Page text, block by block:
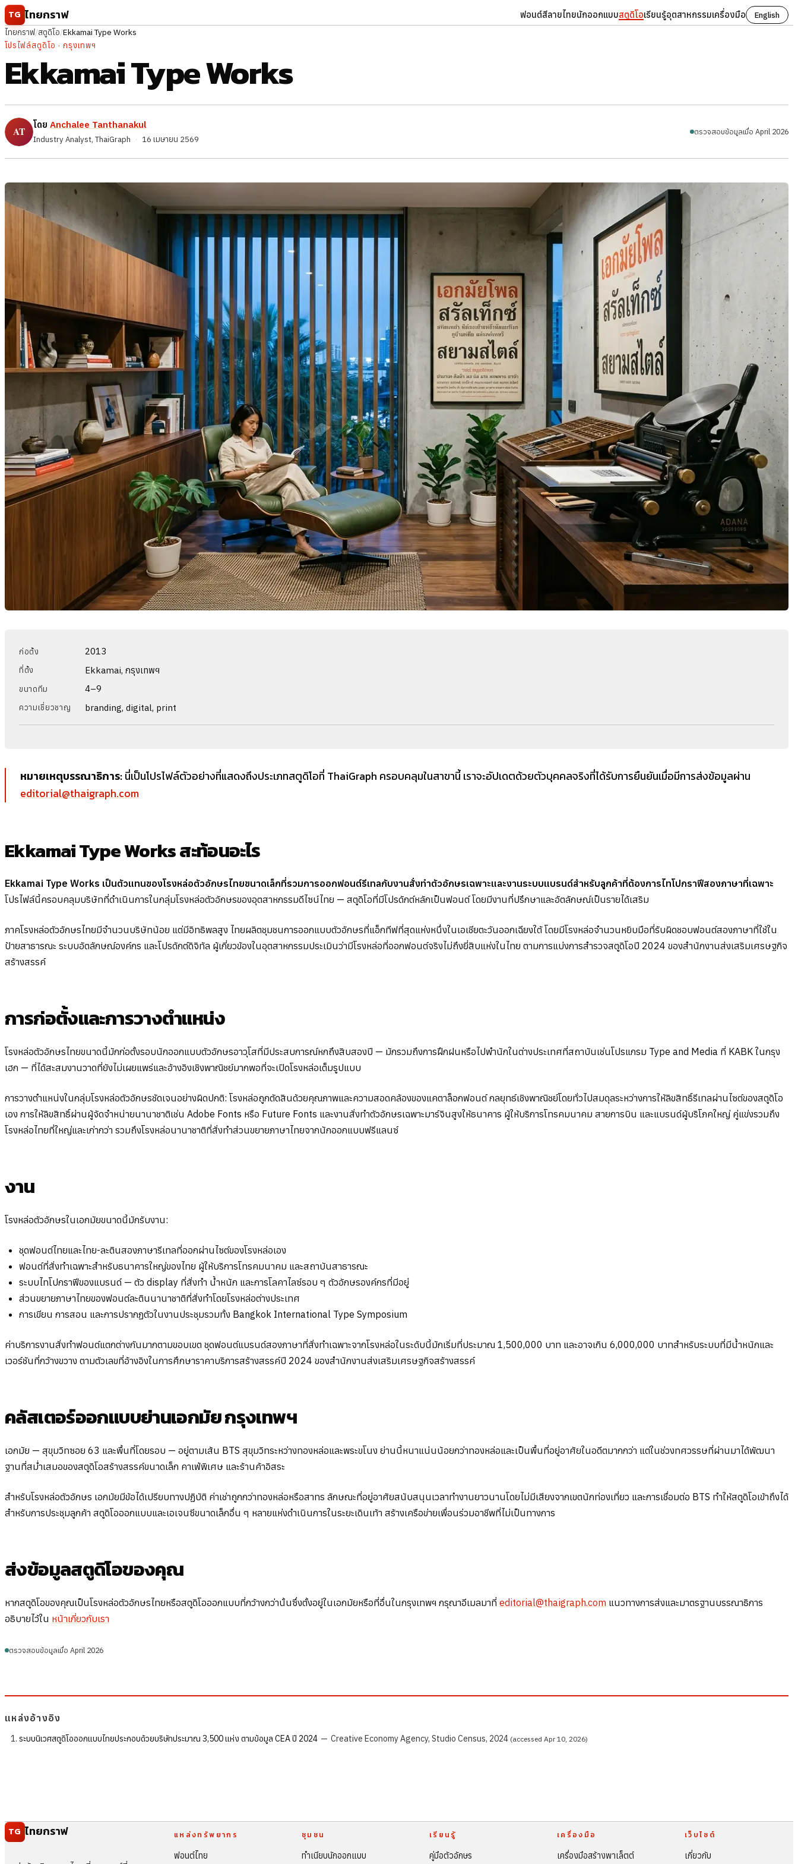
ข้ามไปยังเนื้อหา
TG ไทยกราฟ ฟอนต์สีลายไทยนักออกแบบสตูดิโอเรียนรู้อุตสาหกรรมเครื่องมือ
English
ไทยกราฟ/สตูดิโอ/Ekkamai Type Works
โปรไฟล์สตูดิโอ · กรุงเทพฯ
Ekkamai Type Works
โดย Anchalee Tanthanakul
Industry Analyst, ThaiGraph · 16 เมษายน 2569
ตรวจสอบข้อมูลเมื่อ April 2026
ก่อตั้ง 2013
ที่ตั้ง Ekkamai, กรุงเทพฯ
ขนาดทีม 4–9
ความเชี่ยวชาญ branding, digital, print
หมายเหตุบรรณาธิการ:นี่เป็นโปรไฟล์ตัวอย่างที่แสดงถึงประเภทสตูดิโอที่ ThaiGraph ครอบคลุมในสาขานี้ เราจะอัปเดตด้วยตัวบุคคลจริงที่ได้รับการยืนยันเมื่อมีการส่งข้อมูลผ่าน
editorial@thaigraph.com
Ekkamai Type Works สะท้อนอะไร
Ekkamai Type Works เป็นตัวแทนของโรงหล่อตัวอักษรไทยขนาดเล็กที่รวมการออกฟอนต์รีเทลกับงานสั่งทำตัวอักษรเฉพาะและงานระบบแบรนด์สำหรับลูกค้าที่ต้องการไทโปกราฟีสองภาษาที่เฉพาะ
โปรไฟล์นี้ครอบคลุมบริษัทที่ดำเนินการในกลุ่มโรงหล่อตัวอักษรของอุตสาหกรรมดีไซน์ไทย — สตูดิโอที่มีโปรดักต์หลักเป็นฟอนต์ โดยมีงานที่ปรึกษาและอัตลักษณ์เป็นรายได้เสริม
ภาคโรงหล่อตัวอักษรไทยมีจำนวนบริษัทน้อย แต่มีอิทธิพลสูง ไทยผลิตชุมชนการออกแบบตัวอักษรที่แอ็กทีฟที่สุดแห่งหนึ่งในเอเชียตะวันออกเฉียงใต้ โดยมีโรงหล่อจำนวนหยิบมือที่รับผิดชอบฟอนต์สองภาษาที่ใช้ใน
ป้ายสาธารณะ ระบบอัตลักษณ์องค์กร และโปรดักต์ดิจิทัล ผู้เกี่ยวข้องในอุตสาหกรรมประเมินว่ามีโรงหล่อที่ออกฟอนต์จริงไม่ถึงยี่สิบแห่งในไทย ตามการแบ่งการสำรวจสตูดิโอปี 2024 ของสำนักงานส่งเสริมเศรษฐกิจ
สร้างสรรค์
การก่อตั้งและการวางตำแหน่ง
โรงหล่อตัวอักษรไทยขนาดนี้มักก่อตั้งรอบนักออกแบบตัวอักษรอาวุโสที่มีประสบการณ์หกถึงสิบสองปี — มักรวมถึงการฝึกฝนหรือไปพำนักในต่างประเทศที่สถาบันเช่นโปรแกรม Type and Media ที่ KABK ในกรุง
เฮก — ที่ได้สะสมงานวาดที่ยังไม่เผยแพร่และอ้างอิงเชิงพาณิชย์มากพอที่จะเปิดโรงหล่อเต็มรูปแบบ
การวางตำแหน่งในกลุ่มโรงหล่อตัวอักษรชัดเจนอย่างผิดปกติ: โรงหล่อถูกตัดสินด้วยคุณภาพและความสอดคล้องของแคตาล็อกฟอนต์ กลยุทธ์เชิงพาณิชย์โดยทั่วไปสมดุลระหว่างการให้ลิขสิทธิ์รีเทลผ่านไซต์ของสตูดิโอ
เอง การให้ลิขสิทธิ์ผ่านผู้จัดจำหน่ายนานาชาติเช่น Adobe Fonts หรือ Future Fonts และงานสั่งทำตัวอักษรเฉพาะมาร์จินสูงให้ธนาคาร ผู้ให้บริการโทรคมนาคม สายการบิน และแบรนด์ผู้บริโภคใหญ่ คู่แข่งรวมถึง
โรงหล่อไทยที่ใหญ่และเก่ากว่า รวมถึงโรงหล่อนานาชาติที่สั่งทำส่วนขยายภาษาไทยจากนักออกแบบฟรีแลนซ์
งาน
โรงหล่อตัวอักษรในเอกมัยขนาดนี้มักรับงาน:
ชุดฟอนต์ไทยและไทย-ละตินสองภาษารีเทลที่ออกผ่านไซต์ของโรงหล่อเอง
ฟอนต์ที่สั่งทำเฉพาะสำหรับธนาคารใหญ่ของไทย ผู้ให้บริการโทรคมนาคม และสถาบันสาธารณะ
ระบบไทโปกราฟีของแบรนด์ — ตัว display ที่สั่งทำ น้ำหนัก และการโลคาไลซ์รอบ ๆ ตัวอักษรองค์กรที่มีอยู่
ส่วนขยายภาษาไทยของฟอนต์ละตินนานาชาติที่สั่งทำโดยโรงหล่อต่างประเทศ
การเขียน การสอน และการปรากฏตัวในงานประชุมรวมทั้ง Bangkok International Type Symposium
ค่าบริการงานสั่งทำฟอนต์แตกต่างกันมากตามขอบเขต ชุดฟอนต์แบรนด์สองภาษาที่สั่งทำเฉพาะจากโรงหล่อในระดับนี้มักเริ่มที่ประมาณ 1,500,000 บาท และอาจเกิน 6,000,000 บาทสำหรับระบบที่มีน้ำหนักและ
เวอร์ชันที่กว้างขวาง ตามตัวเลขที่อ้างอิงในการศึกษาราคาบริการสร้างสรรค์ปี 2024 ของสำนักงานส่งเสริมเศรษฐกิจสร้างสรรค์
คลัสเตอร์ออกแบบย่านเอกมัย กรุงเทพฯ
เอกมัย — สุขุมวิทซอย 63 และพื้นที่โดยรอบ — อยู่ตามเส้น BTS สุขุมวิทระหว่างทองหล่อและพระขโนง ย่านนี้หนาแน่นน้อยกว่าทองหล่อและเป็นพื้นที่อยู่อาศัยในอดีตมากกว่า แต่ในช่วงทศวรรษที่ผ่านมาได้พัฒนา
ฐานที่สม่ำเสมอของสตูดิโอสร้างสรรค์ขนาดเล็ก คาเฟ่พิเศษ และร้านค้าอิสระ
สำหรับโรงหล่อตัวอักษร เอกมัยมีข้อได้เปรียบทางปฏิบัติ ค่าเช่าถูกกว่าทองหล่อหรือสาทร ลักษณะที่อยู่อาศัยสนับสนุนเวลาทำงานยาวนานโดยไม่มีเสียงจากเขตนักท่องเที่ยว และการเชื่อมต่อ BTS ทำให้สตูดิโอเข้าถึงได้
สำหรับการประชุมลูกค้า สตูดิโอออกแบบและเอเจนซีขนาดเล็กอื่น ๆ หลายแห่งดำเนินการในระยะเดินเท้า สร้างเครือข่ายเพื่อนร่วมอาชีพที่ไม่เป็นทางการ
ส่งข้อมูลสตูดิโอของคุณ
หากสตูดิโอของคุณเป็นโรงหล่อตัวอักษรไทยหรือสตูดิโอออกแบบที่กว้างกว่านั้นซึ่งตั้งอยู่ในเอกมัยหรือที่อื่นในกรุงเทพฯ กรุณาอีเมลมาที่ editorial@thaigraph.com แนวทางการส่งและมาตรฐานบรรณาธิการ
อธิบายไว้ใน หน้าเกี่ยวกับเรา
ตรวจสอบข้อมูลเมื่อ April 2026
แหล่งอ้างอิง
ระบบนิเวศสตูดิโอออกแบบไทยประกอบด้วยบริษัทประมาณ 3,500 แห่ง ตามข้อมูล CEA ปี 2024 — Creative Economy Agency, Studio Census, 2024(accessed Apr 10, 2026)
TG ไทยกราฟ แหล่งทรัพยากร
ฟอนต์ไทย
ชุมชน
ทำเนียบนักออกแบบ
เรียนรู้
คู่มือตัวอักษร
เครื่องมือ
เครื่องมือสร้างพาเล็ตต์
เว็บไซต์
เกี่ยวกับ